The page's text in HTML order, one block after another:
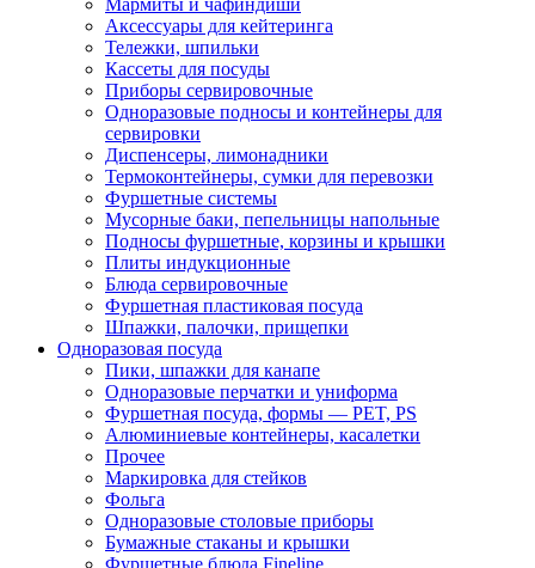
Мармиты и чафиндиши
Аксессуары для кейтеринга
Тележки, шпильки
Кассеты для посуды
Приборы сервировочные
Одноразовые подносы и контейнеры для
сервировки
Диспенсеры, лимонадники
Термоконтейнеры, сумки для перевозки
Фуршетные системы
Мусорные баки, пепельницы напольные
Подносы фуршетные, корзины и крышки
Плиты индукционные
Блюда сервировочные
Фуршетная пластиковая посуда
Шпажки, палочки, прищепки
Одноразовая посуда
Пики, шпажки для канапе
Одноразовые перчатки и униформа
Фуршетная посуда, формы — PET, PS
Алюминиевые контейнеры, касалетки
Прочее
Маркировка для стейков
Фольга
Одноразовые столовые приборы
Бумажные стаканы и крышки
Фуршетные блюда Fineline